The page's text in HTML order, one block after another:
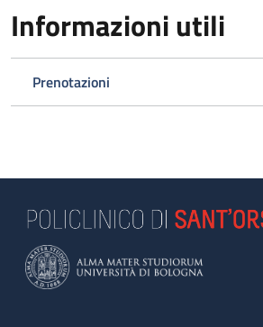
Informazioni utili
Prenotazioni